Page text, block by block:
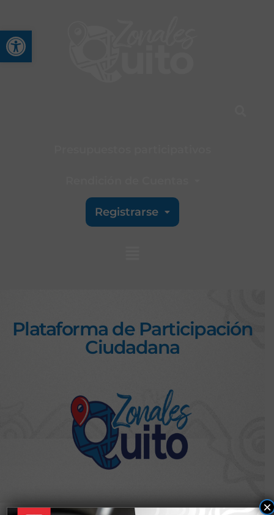
Abrir barra de
Registrarse
Plataforma de Participación
Ciudadana
×